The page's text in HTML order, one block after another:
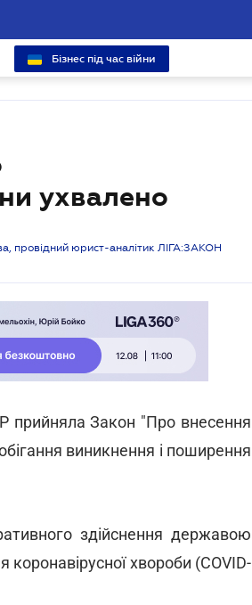
Бізнес під час війни
ухвалено
провідний юрист-аналітик ЛІГА:ЗАКОН
прийняла Закон "Про внесення
виникнення і поширення
здійснення державою
хвороби (COVID-